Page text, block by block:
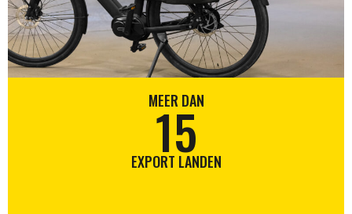
MEER DAN
15
EXPORT LANDEN